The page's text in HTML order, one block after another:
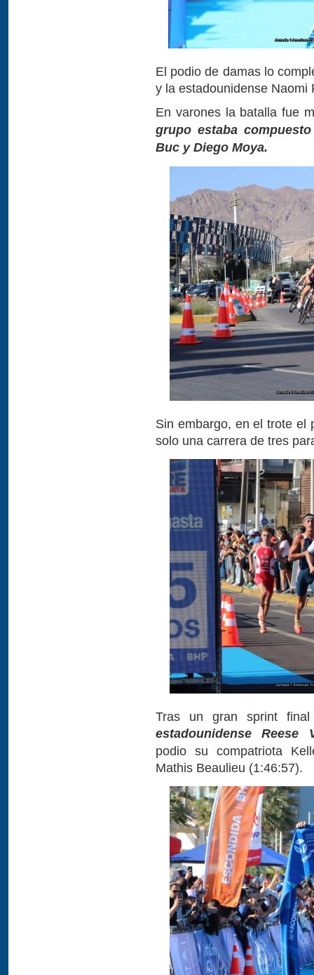
El podio de damas lo
y la estadounidense Naomi
En varones la batalla fue
grupo estaba
Buc y Diego Moya.
Sin embargo, en el trote el
solo una carrera de tres
Tras un gran sprint
estadounidense Reese
podio su compatriota
Mathis Beaulieu (1:46:57).